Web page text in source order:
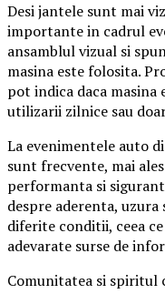
Desi jantele sunt mai
importante in cadrul
ansamblul vizual si
masina este folosita.
pot indica daca
utilizarii zilnice sau
La evenimentele auto
sunt frecvente, mai
performanta si
despre aderenta,
diferite conditii, ceea
adevarate surse de
Comunitatea si spiritul